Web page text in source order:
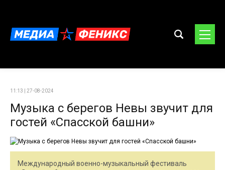
11:13 | 27-08-2024
Музыка с берегов Невы звучит для
гостей «Спасской башни»
Международный военно-музыкальный фестиваль